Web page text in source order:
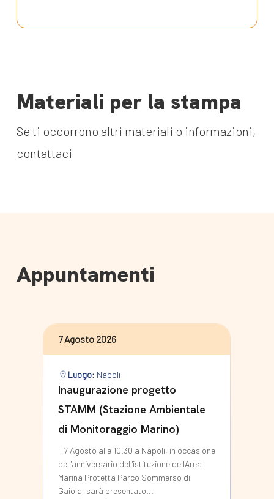
Materiali per la stampa
Se ti occorrono altri materiali o informazioni,
contattaci
Appuntamenti
7 Agosto 2026
Luogo: Napoli
Inaugurazione progetto
STAMM (Stazione Ambientale
di Monitoraggio Marino)
Il 7 Agosto alle 10.30 a Napoli, in occasione
dell'anniversario dell'istituzione dell'Area
Marina Protetta Parco Sommerso di
Gaiola, sarà presentato...